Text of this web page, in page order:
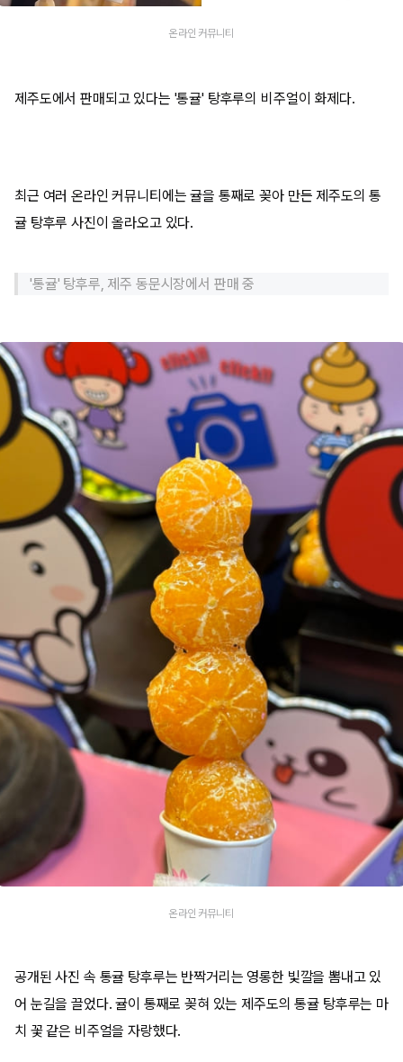
온라인 커뮤니티
제주도에서 판매되고 있다는 '통귤' 탕후루의 비주얼이 화제다.
최근 여러 온라인 커뮤니티에는 귤을 통째로 꽂아 만든 제주도의 통
귤 탕후루 사진이 올라오고 있다.
'통귤' 탕후루, 제주 동문시장에서 판매 중
온라인 커뮤니티
공개된 사진 속 통귤 탕후루는 반짝거리는 영롱한 빛깔을 뽐내고 있
어 눈길을 끌었다. 귤이 통째로 꽂혀 있는 제주도의 통귤 탕후루는 마
치 꽃 같은 비주얼을 자랑했다.